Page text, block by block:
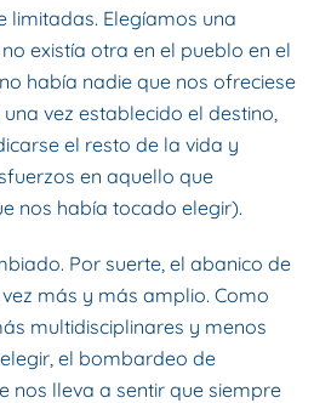
limitadas. Elegíamos una
existía otra en el pueblo en el
había nadie que nos ofreciese
vez establecido el destino,
el resto de la vida y
en aquello que
nos había tocado elegir).
Por suerte, el abanico de
más y más amplio. Como
multidisciplinares y menos
el bombardeo de
nos lleva a sentir que siempre